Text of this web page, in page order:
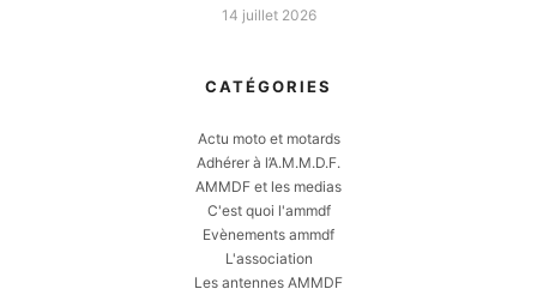
14 juillet 2026
CATÉGORIES
Actu moto et motards
Adhérer à l’A.M.M.D.F.
AMMDF et les medias
C'est quoi l'ammdf
Evènements ammdf
L'association
Les antennes AMMDF